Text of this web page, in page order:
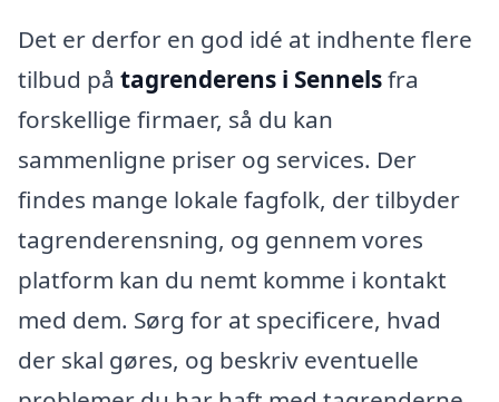
Det er derfor en god idé at indhente flere
tilbud på tagrenderens i Sennelsfra
forskellige firmaer, så du kan
sammenligne priser og services. Der
findes mange lokale fagfolk, der tilbyder
tagrenderensning, og gennem vores
platform kan du nemt komme i kontakt
med dem. Sørg for at specificere, hvad
der skal gøres, og beskriv eventuelle